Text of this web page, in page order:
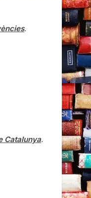
.
Catalunya.